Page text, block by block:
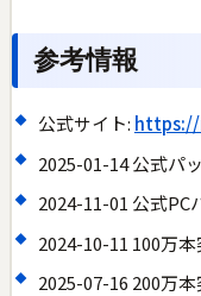
参考情報
公式サイト: https://
2025-01-14 公式パ
2024-11-01 公式PC
2024-10-11 100万本
2025-07-16 200万本